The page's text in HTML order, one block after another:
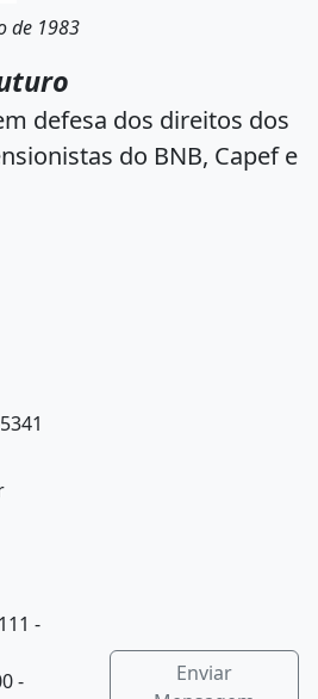
de 1983
defesa dos direitos dos
do BNB, Capef e
-
-
Enviar